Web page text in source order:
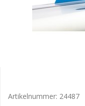
Artikelnummer: 24487